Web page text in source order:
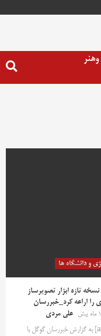
و دانشگاه ها
تازه ابزار تصویرساز
را اراعه کرد_خبررسان
علی مردی
[ad_1] به گزارش خبررسان گوگل با